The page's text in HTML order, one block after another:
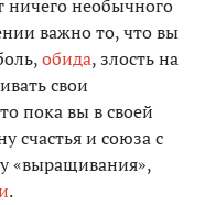
ничего необычного
важно то, что вы
обида, злость на
свои
пока вы в своей
счастья и союза с
«выращивания»,
.